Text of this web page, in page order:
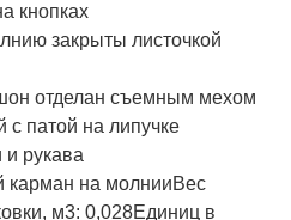
кнопках
закрыты листочкой
отделан съемным мехом
с патой на липучке
и рукава
карман на молнииВес
м3: 0,028Единиц в